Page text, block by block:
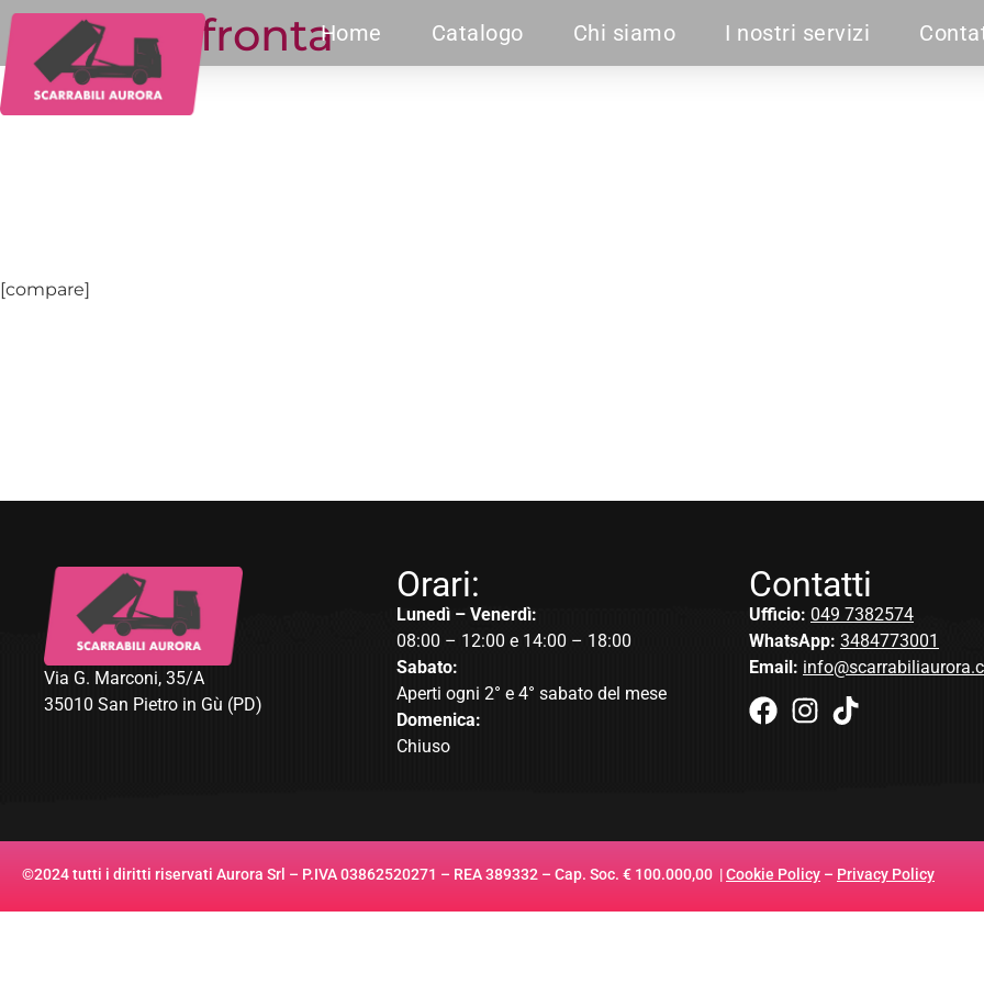
Home Catalogo Chi siamo I nostri servizi
Confronta
[compare]
Via G. Marconi, 35/A
35010 San Pietro in Gù (PD)
Orari:
Lunedì – Venerdì:
08:00 – 12:00 e 14:00 – 18:00
Sabato:
Aperti ogni 2° e 4° sabato del mese
Domenica:
Chiuso
Contatti
Ufficio: 049 7382574
WhatsApp: 3484773001
Email:
©2024 tutti i diritti riservati Aurora Srl – P.IVA 03862520271 – REA 389332 – Cap. Soc. € 100.000,00 |Cookie Policy – Privacy Policy